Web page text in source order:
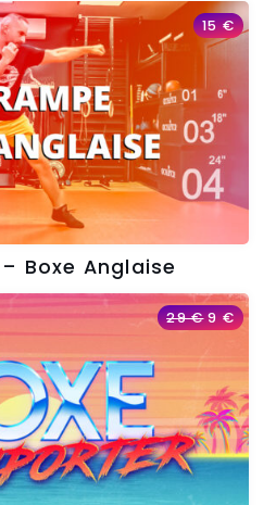
15€
Boxe Anglaise
29€ 9€